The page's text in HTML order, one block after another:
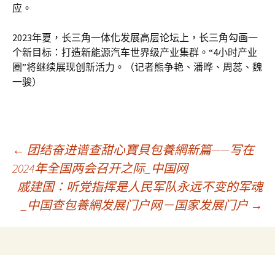
应。
2023年夏，长三角一体化发展高层论坛上，长三角勾画一
个新目标：打造新能源汽车世界级产业集群。“4小时产业
圈”将继续展现创新活力。（记者熊争艳、潘晔、周蕊、魏
一骏）
文
章
導
← 团结奋进谱查甜心寶貝包養網新篇——写在
2024年全国两会召开之际_中国网
戚建国：听党指挥是人民军队永远不变的军魂
_中国查包養網发展门户网－国家发展门户 →